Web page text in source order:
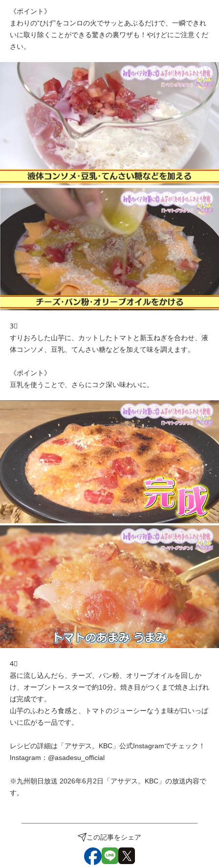
《ポイント》
まわりの“ひげ”をコンロの火でサッとあぶるだけで、一瞬できれ
いに取り除くことができる驚きの裏ワザも！やけどにご注意くだ
さい。
3⃣
すりおろした山芋に、カットしたトマトと新玉ねぎを合わせ、液
体コンソメ、豆乳、てんさい糖などを加えて味を調えます。
《ポイント》
豆乳を使うことで、さらにコク深い味わいに。
4⃣
器に流し込んだら、チーズ、パン粉、オリーブオイルを回しか
け、オーブントースターで約10分。焼き目がつくまで焼き上げれ
ば完成です。
山芋のふわとろ食感と、トマトのジューシーなうま味が口いっぱ
いに広がる一品です。
レシピの詳細は「アサデス。KBC」公式Instagramでチェック！
Instagram：@asadesu_official
※九州朝日放送 2026年6月2日「アサデス。KBC」の放送内容で
す。
この記事をシェア